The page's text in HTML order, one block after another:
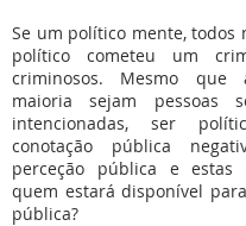
Se um político mente, todos
político cometeu um
criminosos. Mesmo que
maioria sejam pessoas
intencionadas, ser
conotação pública
perceção pública e estas
quem estará disponível
pública?